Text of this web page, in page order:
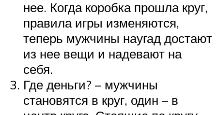
нее. Когда коробка прошла круг,
правила игры изменяются,
теперь мужчины наугад достают
из нее вещи и надевают на
себя.
Где деньги? – мужчины
становятся в круг, один – в